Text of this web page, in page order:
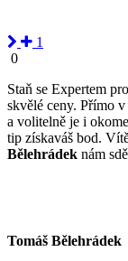
1
0
Staň se Expertem
skvělé ceny. Přímo
a volitelně je i
tip získaváš bod.
Bělehrádek nám
Tomáš Bělehrádek